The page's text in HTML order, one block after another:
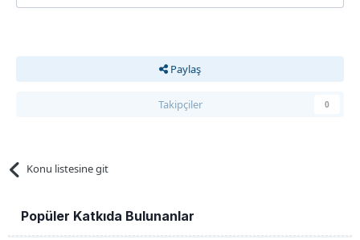
Paylaş
Takipçiler 0
Konu listesine git
Popüler Katkıda Bulunanlar